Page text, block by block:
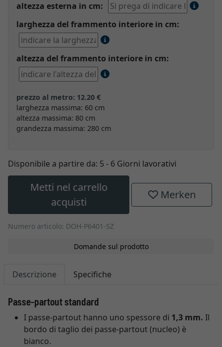
altezza esterna in cm:
larghezza del frammento interiore in cm:
altezza del frammento interiore in cm:
prezzo al metro: 12.20 €
larghezza massima: 60 cm
altezza massima: 80 cm
grandezza massima: 280 cm
Disponibile a partire da: 5 - 6 Giorni lavorativi
Metti nel carrello
acquisti
Merken
Numero articolo: DOH-P6401-SZ
Domande sul prodotto
Descrizione Specifiche
Passe-partout standard
I passe-partout hanno uno spessore di 1,3 mm. Il
bordo di taglio dei passe-partout (nucleo) è
bianco.